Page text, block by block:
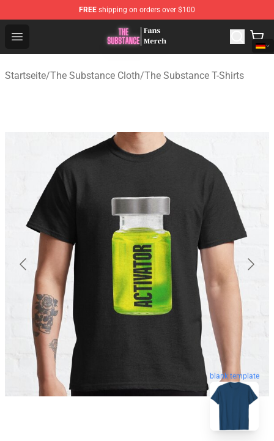
FREE shipping on orders over $100
Open menu
The Substance Shop - Official The Substance
Startseite/The Substance Cloth/The Substance T-Shirts
blank template